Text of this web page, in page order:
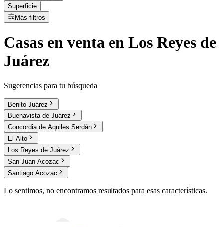
Superficie
Más filtros
Casas en venta en Los Reyes de
Juárez
Sugerencias para tu búsqueda
Benito Juárez
Buenavista de Juárez
Concordia de Aquiles Serdán
El Alto
Los Reyes de Juárez
San Juan Acozac
Santiago Acozac
Lo sentimos, no encontramos resultados para esas características.